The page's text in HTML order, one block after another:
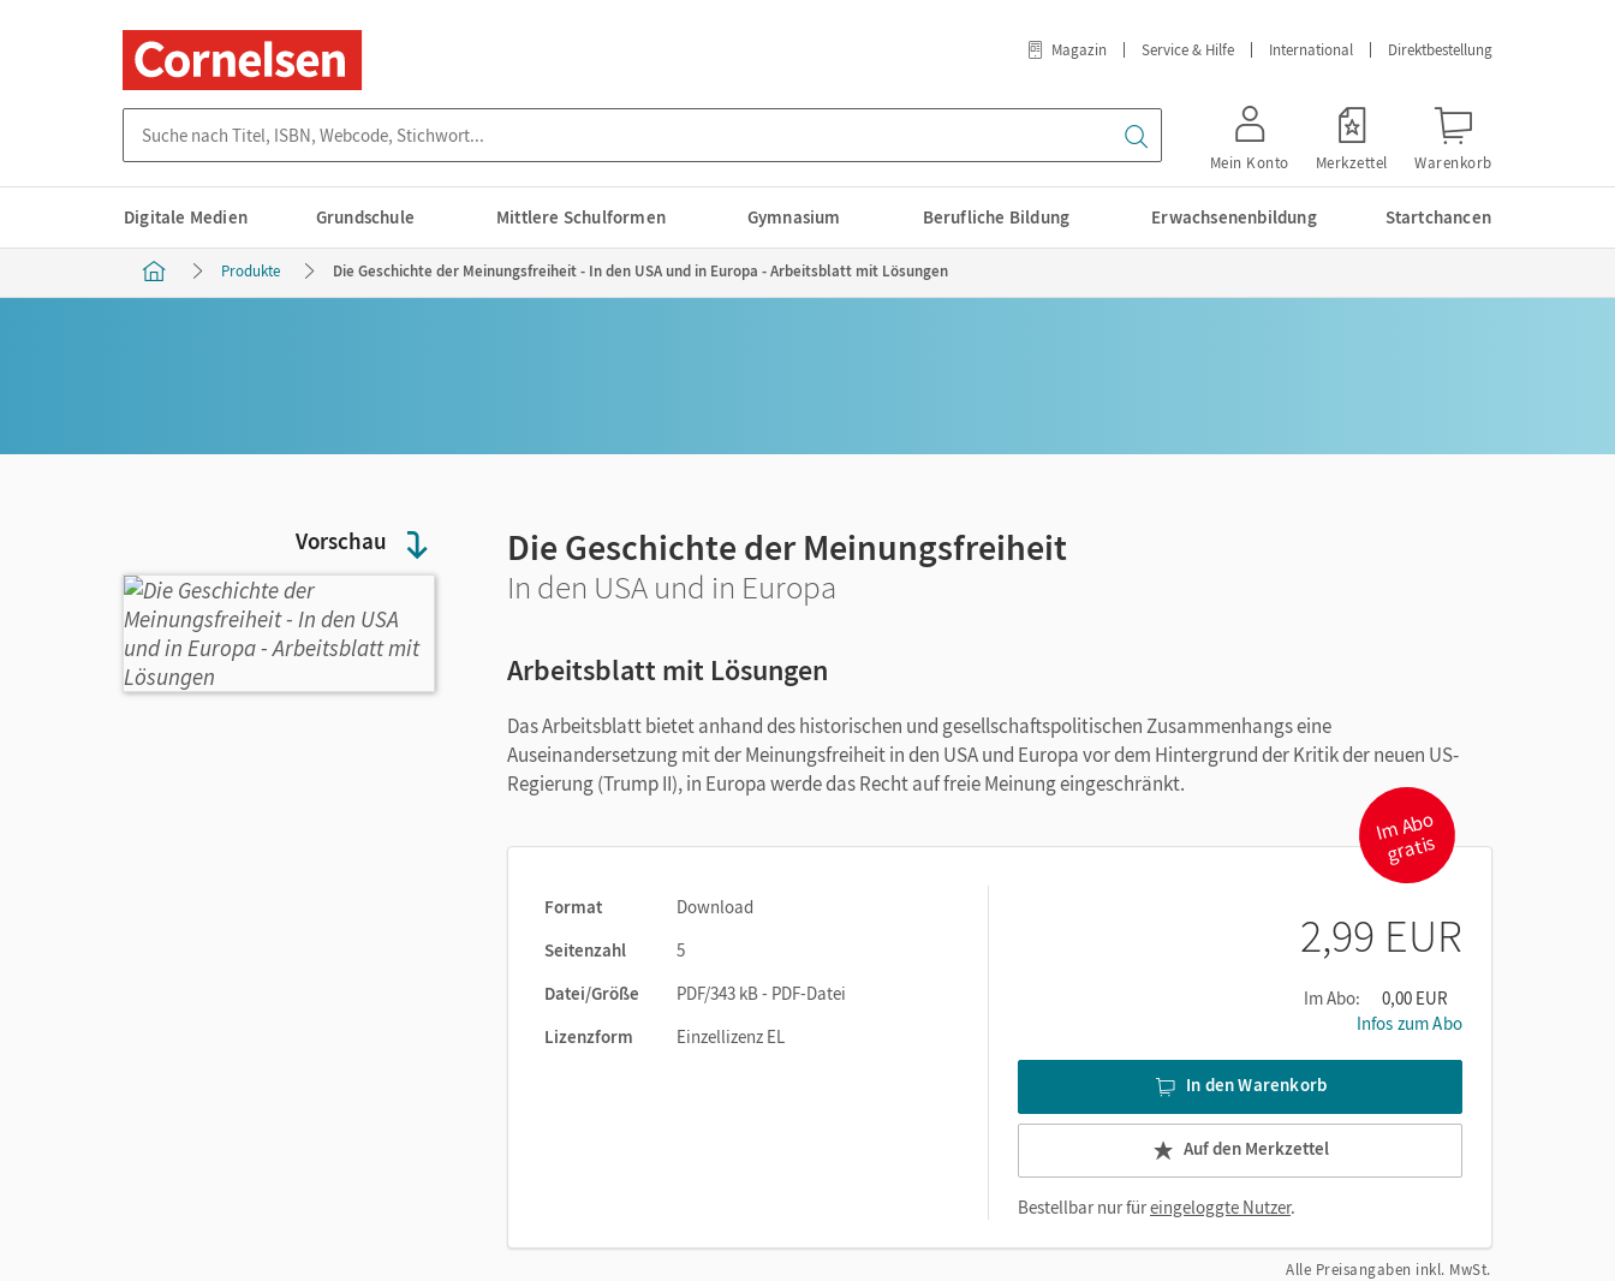
Magazin Service & Hilfe International Direktbestellung
Mein Konto Merkzettel Warenkorb
Digitale Medien Grundschule Mittlere Schulformen Gymnasium Berufliche Bildung Erwachsenenbildung Startchancen
Produkte Die Geschichte der Meinungsfreiheit - In den USA und in Europa - Arbeitsblatt mit Lösungen
Vorschau Die Geschichte der Meinungsfreiheit
In den USA und in Europa
Arbeitsblatt mit Lösungen
Das Arbeitsblatt bietet anhand des historischen und gesellschaftspolitischen Zusammenhangs eine
Auseinandersetzung mit der Meinungsfreiheit in den USA und Europa vor dem Hintergrund der Kritik der neuen US-
Regierung (Trump II), in Europa werde das Recht auf freie Meinung eingeschränkt.
Format
Download
Seitenzahl
5
Datei/Größe
PDF/343 kB - PDF-Datei
Lizenzform
Einzellizenz EL
I
m
A
b
o
gr
atis
2,99 EUR
Im Abo:
0,00 EUR
Infos zum Abo
In den Warenkorb
Auf den Merkzettel
Bestellbar nur füreingeloggte Nutzer.
Alle Preisangaben inkl. MwSt.